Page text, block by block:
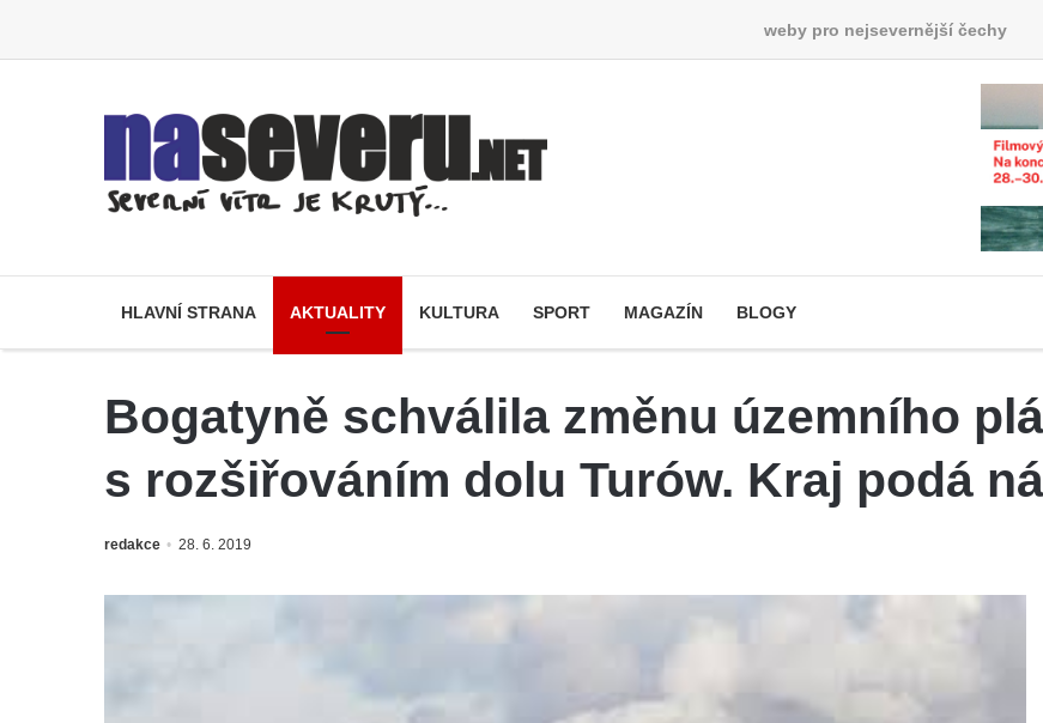
weby pro nejsevernější čechy
HLAVNÍ STRANA AKTUALITY KULTURA SPORT MAGAZÍN BLOGY
Bogatyně schválila změnu územního
s rozšiřováním dolu Turów. Kraj podá
redakce 28. 6. 2019